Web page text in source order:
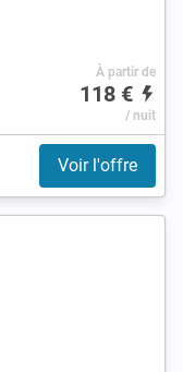
À partir de
118 €
/ nuit
Voir l'offre